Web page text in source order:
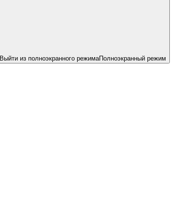
Выйти из полноэкранного режимаПолноэкранный режим